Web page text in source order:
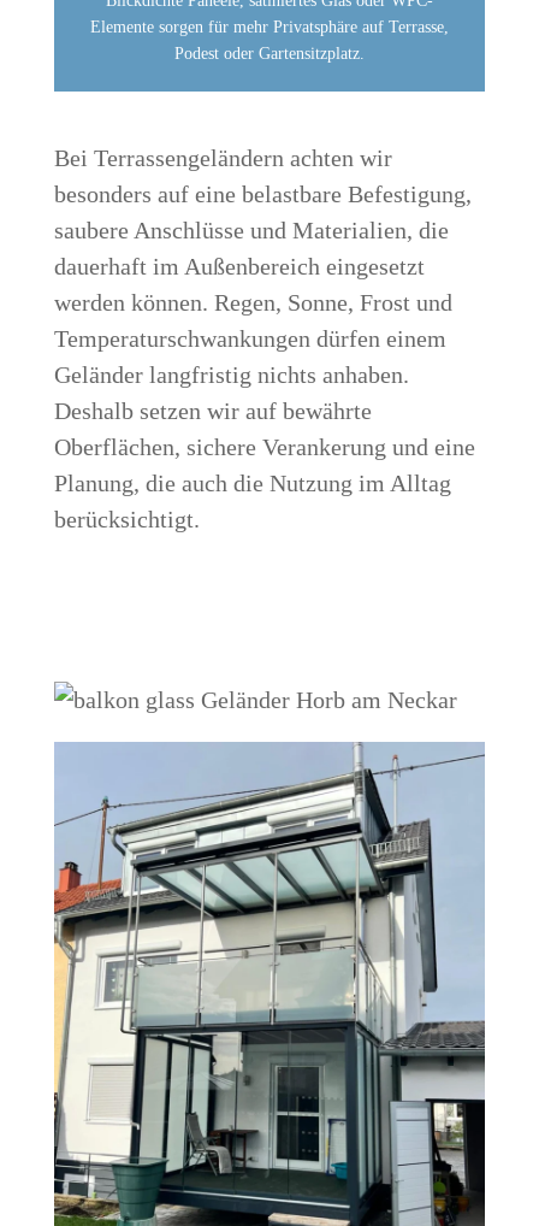
Elemente sorgen für mehr Privatsphäre auf Terrasse,
Podest oder Gartensitzplatz.
Bei Terrassengeländern achten wir
besonders auf eine belastbare Befestigung,
saubere Anschlüsse und Materialien, die
dauerhaft im Außenbereich eingesetzt
werden können. Regen, Sonne, Frost und
Temperaturschwankungen dürfen einem
Geländer langfristig nichts anhaben.
Deshalb setzen wir auf bewährte
Oberflächen, sichere Verankerung und eine
Planung, die auch die Nutzung im Alltag
berücksichtigt.